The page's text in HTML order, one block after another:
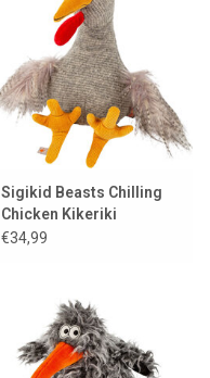
Sigikid Beasts Chilling
Chicken Kikeriki
€34,99